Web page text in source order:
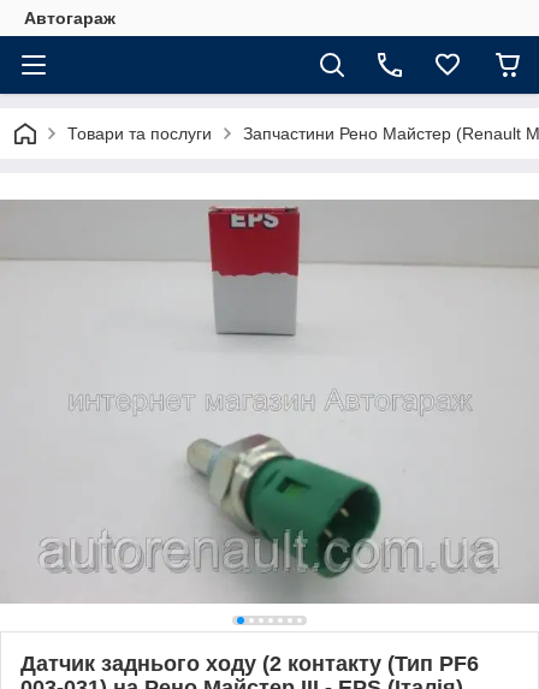
Автогараж
Товари та послуги Запчастини Рено Майстер (Renault
Датчик заднього ходу (2 контакту (Тип PF6